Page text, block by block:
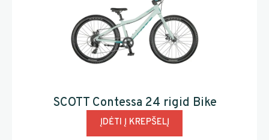
SCOTT Contessa 24 rigid Bike
ĮDĖTI Į KREPŠELĮ